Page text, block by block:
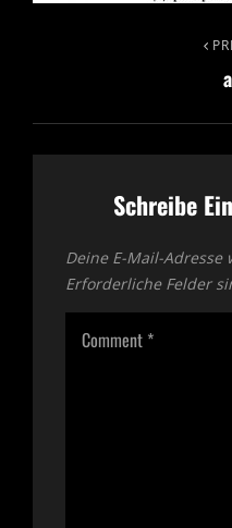
Schreibe
Deine E-Mail-
Erforderliche Felder